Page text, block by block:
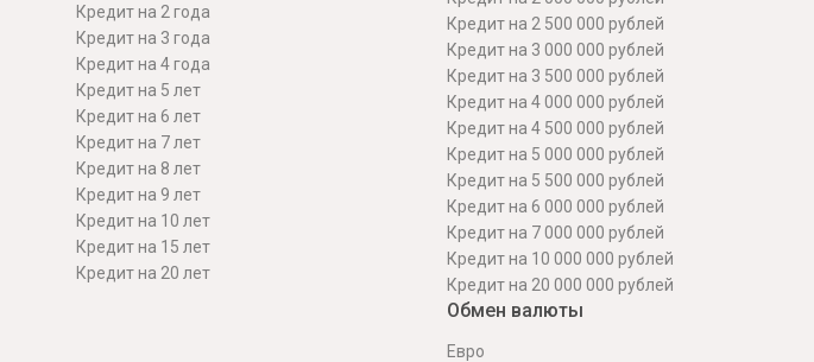
Кредит на 2 года
Кредит на 3 года
Кредит на 4 года
Кредит на 5 лет
Кредит на 6 лет
Кредит на 7 лет
Кредит на 8 лет
Кредит на 9 лет
Кредит на 10 лет
Кредит на 15 лет
Кредит на 20 лет
Кредит на 2 500 000 рублей
Кредит на 3 000 000 рублей
Кредит на 3 500 000 рублей
Кредит на 4 000 000 рублей
Кредит на 4 500 000 рублей
Кредит на 5 000 000 рублей
Кредит на 5 500 000 рублей
Кредит на 6 000 000 рублей
Кредит на 7 000 000 рублей
Кредит на 10 000 000 рублей
Кредит на 20 000 000 рублей
Обмен валюты
Евро